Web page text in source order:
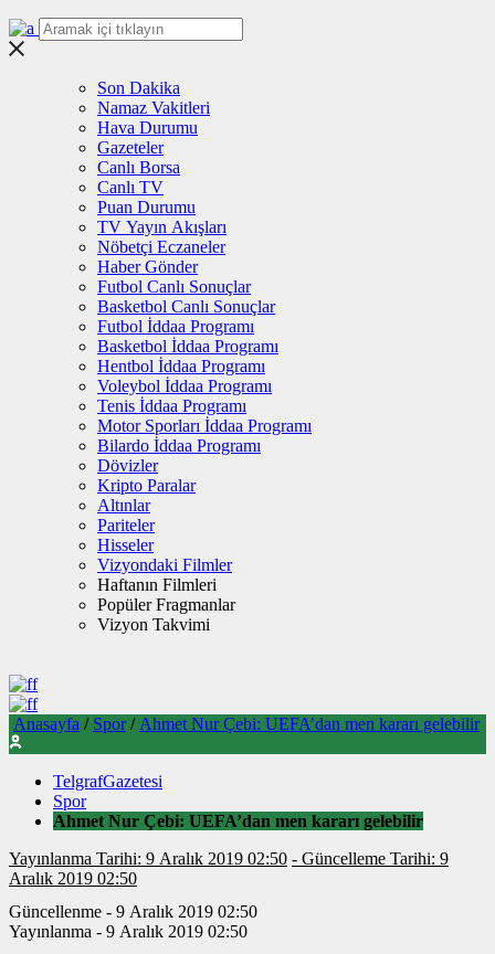
Son Dakika
Namaz Vakitleri
Hava Durumu
Gazeteler
Canlı Borsa
Canlı TV
Puan Durumu
TV Yayın Akışları
Nöbetçi Eczaneler
Haber Gönder
Futbol Canlı Sonuçlar
Basketbol Canlı Sonuçlar
Futbol İddaa Programı
Basketbol İddaa Programı
Hentbol İddaa Programı
Voleybol İddaa Programı
Tenis İddaa Programı
Motor Sporları İddaa Programı
Bilardo İddaa Programı
Dövizler
Kripto Paralar
Altınlar
Pariteler
Hisseler
Vizyondaki Filmler
Haftanın Filmleri
Popüler Fragmanlar
Vizyon Takvimi
Anasayfa / Spor / Ahmet Nur Çebi: UEFA’dan men kararı gelebilir
TelgrafGazetesi
Spor
Ahmet Nur Çebi: UEFA’dan men kararı gelebilir
Yayınlanma Tarihi: 9 Aralık 2019 02:50 - Güncelleme Tarihi: 9
Aralık 2019 02:50
Güncellenme - 9 Aralık 2019 02:50
Yayınlanma - 9 Aralık 2019 02:50